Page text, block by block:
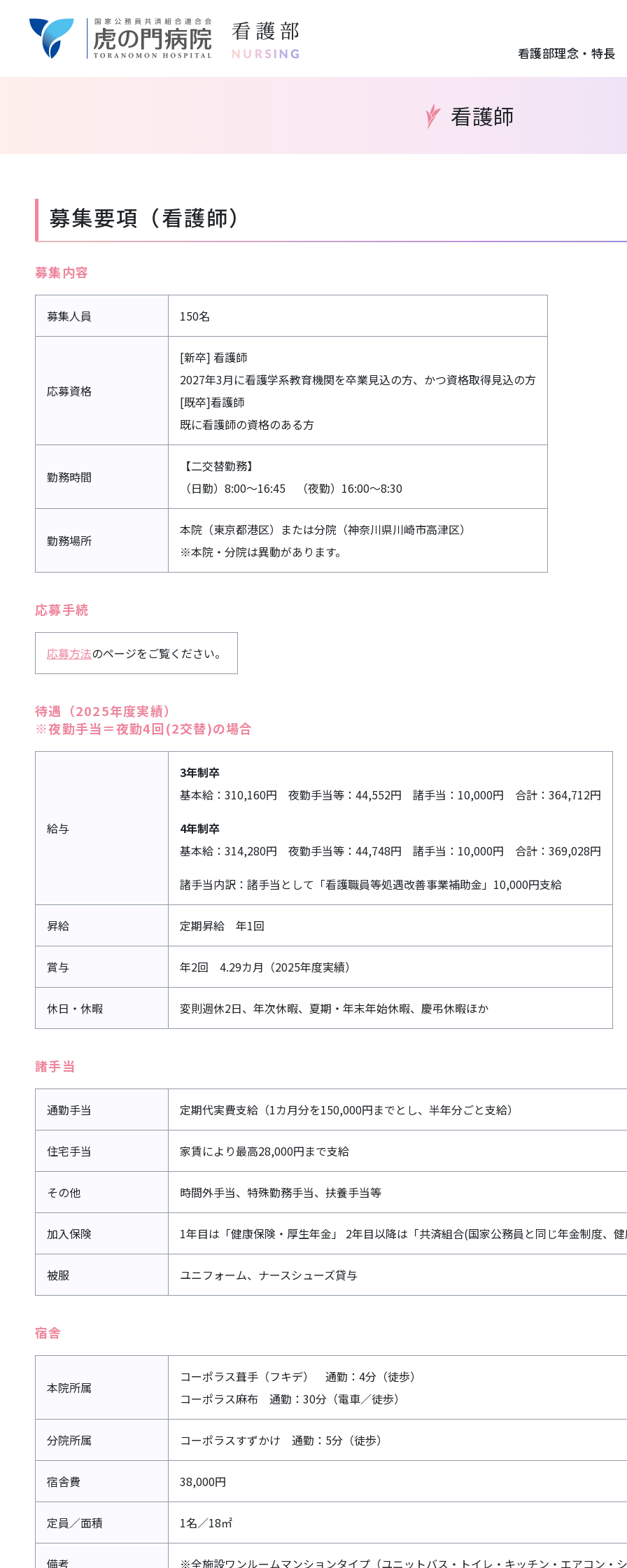
看護部理念・特長
看護師
募集要項（看護師）
募集内容
募集人員 150名
応募資格
[新卒] 看護師
2027年3月に看護学系教育機関を卒業見込の方、かつ資格取得見込の方
[既卒]看護師
既に看護師の資格のある方
勤務時間
【二交替勤務】
（日勤）8:00～16:45 （夜勤）16:00～8:30
勤務場所
本院（東京都港区）または分院（神奈川県川崎市高津区）
※本院・分院は異動があります。
応募手続
応募方法のページをご覧ください。
待遇（2025年度実績）
※夜勤手当＝夜勤4回(2交替)の場合
給与
3年制卒
基本給：310,160円 夜勤手当等：44,552円 諸手当：10,000円 合計：364,712円
4年制卒
基本給：314,280円 夜勤手当等：44,748円 諸手当：10,000円 合計：369,028円
諸手当内訳：諸手当として「看護職員等処遇改善事業補助金」10,000円支給
昇給 定期昇給 年1回
賞与 年2回 4.29カ月（2025年度実績）
休日・休暇 変則週休2日、年次休暇、夏期・年末年始休暇、慶弔休暇ほか
諸手当
通勤手当 定期代実費支給（1カ月分を150,000円までとし、半年分ごと支給）
住宅手当 家賃により最高28,000円まで支給
その他 時間外手当、特殊勤務手当、扶養手当等
加入保険 1年目は「健康保険・厚生年金」 2年目以降は「共済組合(国家公務員と同じ年金制度、健
被服 ユニフォーム、ナースシューズ貸与
宿舎
本院所属
コーポラス葺手（フキデ） 通勤：4分（徒歩）
コーポラス麻布 通勤：30分（電車／徒歩）
分院所属 コーポラスすずかけ 通勤：5分（徒歩）
宿舎費 38,000円
定員／面積 1名／18㎡
備考 ※全施設ワンルームマンションタイプ（ユニットバス・トイレ・キッチン・エアコン・シ